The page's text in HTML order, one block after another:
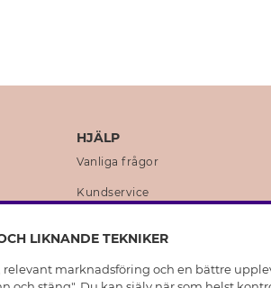
HJÄLP
Vanliga frågor
Kundservice
Skötselråd skinnhandskar
LIKNANDE TEKNIKER
marknadsföring och en bättre